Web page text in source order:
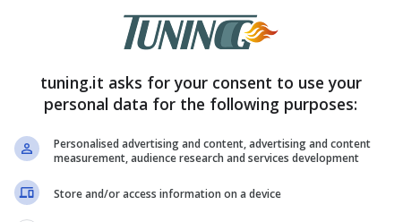
Una stangata che colpirà ipedaggi
primi giorni del 2024. Una doccia fredda
le sue conseguenze anche sul settore
arriva direttamente dal consiglio dei
tariffe relative ai pedaggi, in
prevista dalla Nadef per il 2024 (del
tuning.it asks for your consent to use your
personal data for the following purposes:
Personalised advertising and content, advertising and content
measurement, audience research and services development
Store and/or access information on a device